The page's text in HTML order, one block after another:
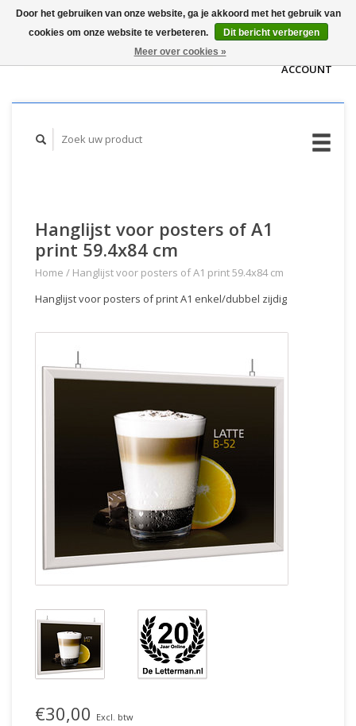
WINKELWAGEN
ACCOUNT
Hanglijst voor posters of A1
print 59.4x84 cm
Home / Hanglijst voor posters of A1 print 59.4x84 cm
Hanglijst voor posters of print A1 enkel/dubbel zijdig
€30,00 Excl. btw
Door het gebruiken van onze website, ga je akkoord met het gebruik van
cookies om onze website te verbeteren.
Dit bericht verbergen
Meer over cookies »